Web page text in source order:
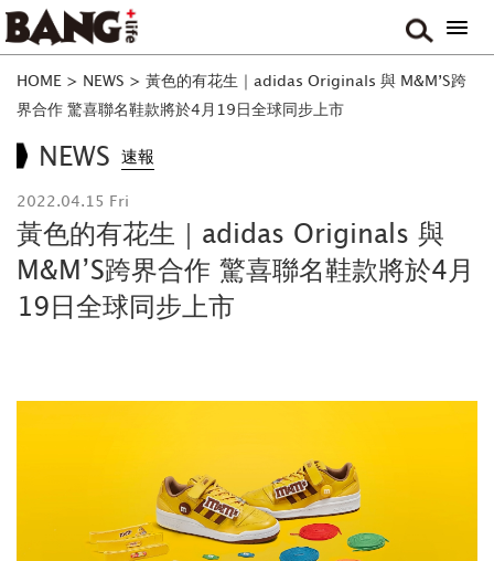
HOME > NEWS > 黃色的有花生｜adidas Originals 與 M&M’S跨
界合作 驚喜聯名鞋款將於4月19日全球同步上市
NEWS 速報
2022.04.15 Fri
黃色的有花生｜adidas Originals 與
M&M’S跨界合作 驚喜聯名鞋款將於4月
19日全球同步上市